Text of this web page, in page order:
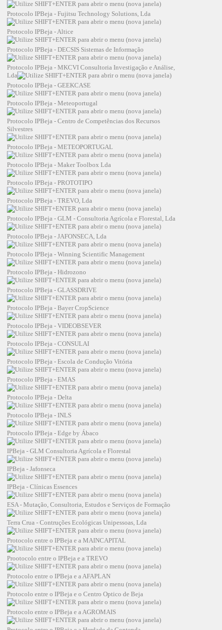
Protocolo IPBeja - Fujitsu Technology Solutions, Lda
Protocolo IPBeja - Altice
Protocolo IPBeja - DECSIS Sistemas de Informação
Protocolo IPBeja - MKCVI Consultoria Investigação e Análise,
Lda
Protocolo IPBeja - GEEKCASE
Protocolo IPBeja - Meteoportugal
Protocolo IPBeja - Centro de Competências dos Recursos
Silvestres
Protocolo IPBeja - METEOPORTUGAL
Protocolo IPBeja - Maker Toolbox Lda
Protocolo IPBeja - PROTOTIPO
Protocolo IPBeja - TREVO, Lda
Protocolo IPBeja - GLM - Consultoria Agrícola e Florestal, Lda
Protocolo IPBeja - JAFONSECA, Lda
Protocolo IPBeja - Winning Scientific Management
Protocolo IPBeja - Hidrozono
Protocolo IPBeja - GLASSDRIVE
Protocolo IPBeja - Bayer CropScience
Protocolo IPBeja - VIDEOBSEVER
Protocolo IPBeja - CONSULAI
Protocolo IPBeja - Escola de Condução Vitória
Protocolo IPBeja - EMAS
Protocolo IPBeja - Delta
Protocolo IPBeja - INLS
Protocolo IPBeja - Edge by Ábaco
IPBeja - GLM Consultoria Agrícola e Florestal
IPBeja - Jafonseca
IPBeja - Clínicas Essences
ESA - Mutação, Consultoria, Estudos e Serviços de Formação
Terra Crua - Contruções Ecológicas Unipessoas, Lda
Protocolo entre o IPBeja e a MAINCAPITAL
Prootocolo entre o IPBeja e a TREVO
Protocolo entre o IPBeja e a AFAPLAN
Protocolo entre o IPBeja e o Centro Optico de Beja
Protocolo entre o IPBeja e a AGROMAIS